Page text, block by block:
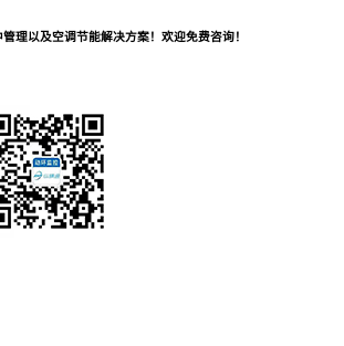
理以及空调节能解决方案！欢迎免费咨询！